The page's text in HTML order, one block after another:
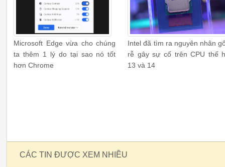
Microsoft Edge vừa cho chúng
ta thêm 1 lý do tại sao nó tốt
hơn Chrome
Intel đã tìm ra nguyên nhân
rễ gây sự cố trên CPU thế
13 và 14
CÁC TIN ĐƯỢC XEM NHIỀU